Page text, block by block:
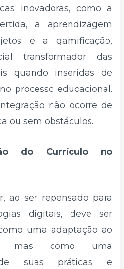
inovadoras, como a
a aprendizagem
e a gamificação,
transformador das
quando inseridas de
processo educacional.
não ocorre de
ou sem obstáculos.
do Currículo no
ao ser repensado para
digitais, deve ser
uma adaptação ao
mas como uma
de suas práticas e